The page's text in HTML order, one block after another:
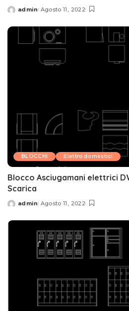
Posted
admin Agosto 11, 2022
BLOCCHI Elettrodomestici
Blocco Asciugamani elettrici
Scarica
Posted
admin Agosto 11, 2022